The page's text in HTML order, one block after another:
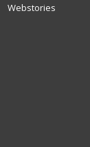
Webstories